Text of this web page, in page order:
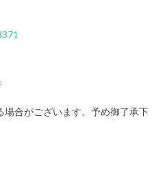
合がございます。予め御了承下